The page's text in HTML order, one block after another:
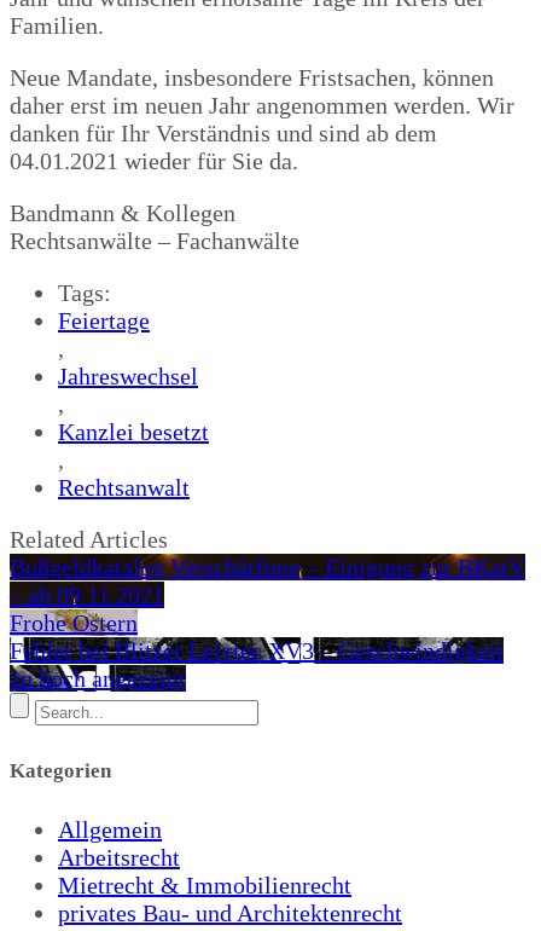
Familien.
Neue Mandate, insbesondere Fristsachen, können
daher erst im neuen Jahr angenommen werden. Wir
danken für Ihr Verständnis und sind ab dem
04.01.2021 wieder für Sie da.
Bandmann & Kollegen
Rechtsanwälte – Fachanwälte
Tags:
Feiertage
,
Jahreswechsel
,
Kanzlei besetzt
,
Rechtsanwalt
Related Articles
Bußgeldkatalog Verschärfung – Einigung zur BKatV
– ab 09.11.2021
Frohe Ostern
Fehler bei Blitzer Leivtec XV3 – Geschwindigkeit
zu hoch angezeigt
Kategorien
Allgemein
Arbeitsrecht
Mietrecht & Immobilienrecht
privates Bau- und Architektenrecht